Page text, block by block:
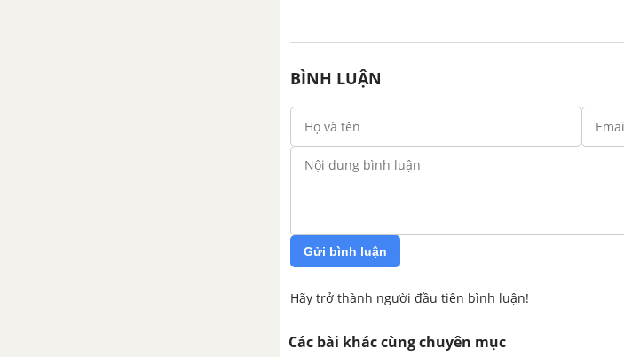
BÌNH LUẬN
Gửi bình luận
Hãy trở thành người đầu tiên bình luận!
Các bài khác cùng chuyên mục